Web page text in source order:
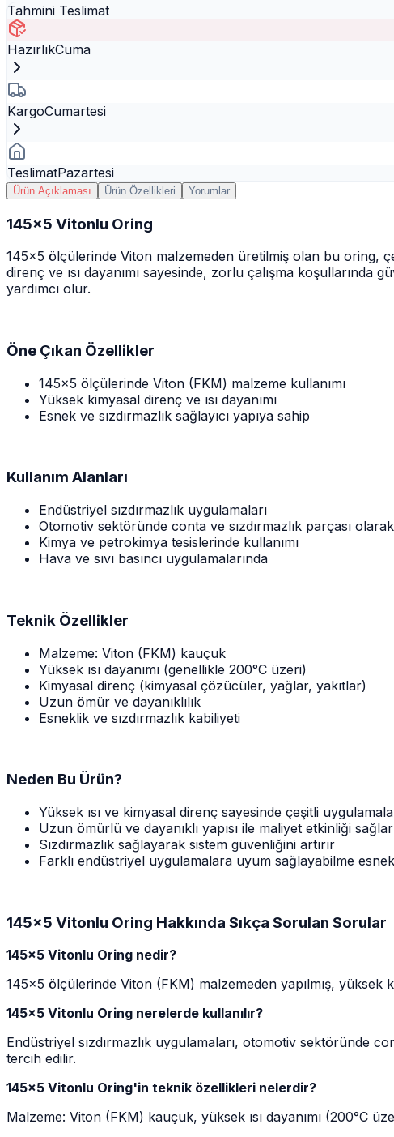
Tahmini Teslimat
HazırlıkCuma
KargoCumartesi
TeslimatPazartesi
Ürün Açıklaması Ürün Özellikleri Yorumlar
145x5 Vitonlu Oring
145x5 ölçülerinde Viton malzemeden üretilmiş olan bu oring,
direnç ve ısı dayanımı sayesinde, zorlu çalışma koşullarında
yardımcı olur.
Öne Çıkan Özellikler
145x5 ölçülerinde Viton (FKM) malzeme kullanımı
Yüksek kimyasal direnç ve ısı dayanımı
Esnek ve sızdırmazlık sağlayıcı yapıya sahip
Kullanım Alanları
Endüstriyel sızdırmazlık uygulamaları
Otomotiv sektöründe conta ve sızdırmazlık parçası olarak
Kimya ve petrokimya tesislerinde kullanımı
Hava ve sıvı basıncı uygulamalarında
Teknik Özellikler
Malzeme: Viton (FKM) kauçuk
Yüksek ısı dayanımı (genellikle 200°C üzeri)
Kimyasal direnç (kimyasal çözücüler, yağlar, yakıtlar)
Uzun ömür ve dayanıklılık
Esneklik ve sızdırmazlık kabiliyeti
Neden Bu Ürün?
Yüksek ısı ve kimyasal direnç sayesinde çeşitli
Uzun ömürlü ve dayanıklı yapısı ile maliyet etkinliği sağlar
Sızdırmazlık sağlayarak sistem güvenliğini artırır
Farklı endüstriyel uygulamalara uyum sağlayabilme
145x5 Vitonlu Oring Hakkında Sıkça Sorulan Sorular
145x5 Vitonlu Oring nedir?
145x5 ölçülerinde Viton (FKM) malzemeden yapılmış, yüksek
145x5 Vitonlu Oring nerelerde kullanılır?
Endüstriyel sızdırmazlık uygulamaları, otomotiv sektöründe
tercih edilir.
145x5 Vitonlu Oring'in teknik özellikleri nelerdir?
Malzeme: Viton (FKM) kauçuk, yüksek ısı dayanımı (200°C